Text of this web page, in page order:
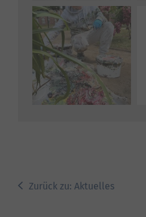
Zurück zu: Aktuelles